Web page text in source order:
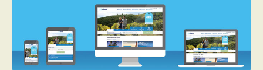
ANNONCEZ AVEC NOUS